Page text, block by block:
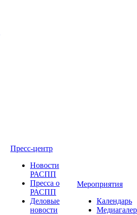
Пресс-центр
Новости
РАСПП
Пресса о
РАСПП
Деловые
новости
Мероприятия
Календарь